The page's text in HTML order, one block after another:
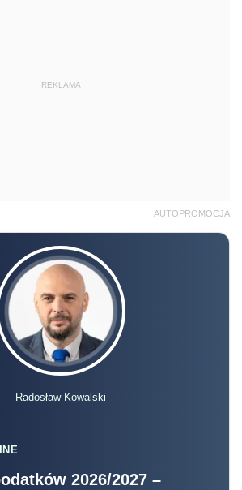
REKLAMA
AUTOPROMOCJA
Radosław Kowalski
2026/2027 –